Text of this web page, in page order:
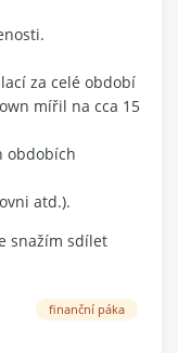
za celé období
mířil na cca 15
obdobích
atd.).
snažím sdílet
finanční páka